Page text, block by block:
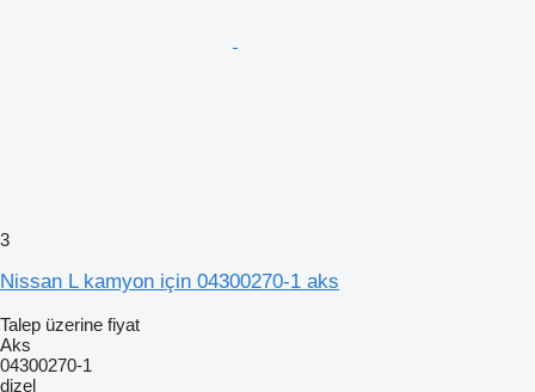
3
Nissan L kamyon için 04300270-1 aks
Talep üzerine fiyat
Aks
04300270-1
dizel